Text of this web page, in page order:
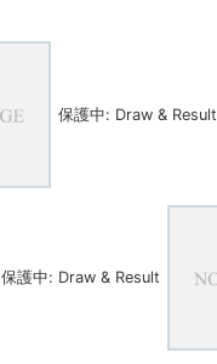
保護中: Draw & Result
保護中: Draw & Result